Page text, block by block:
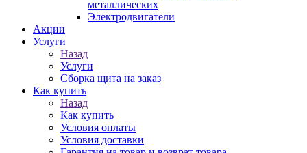
металлических
Электродвигатели
Акции
Услуги
Назад
Услуги
Сборка щита на заказ
Как купить
Назад
Как купить
Условия оплаты
Условия доставки